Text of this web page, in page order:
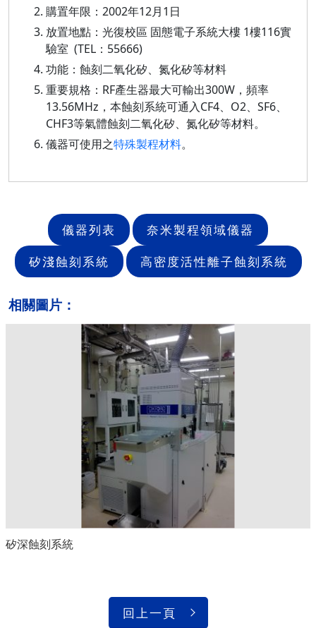
購置年限：2002年12月1日
放置地點：光復校區 固態電子系統大樓 1樓116實
驗室 (TEL：55666)
功能：蝕刻二氧化矽、氮化矽等材料
重要規格：RF產生器最大可輸出300W，頻率
13.56MHz，本蝕刻系統可通入CF4、O2、SF6、
CHF3等氣體蝕刻二氧化矽、氮化矽等材料。
儀器可使用之特殊製程材料。
儀器列表
奈米製程領域儀器
矽淺蝕刻系統
高密度活性離子蝕刻系統
相關圖片：
矽深蝕刻系統
回上一頁